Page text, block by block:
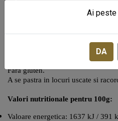
metalica cu motive in relief.
lapte 98%, zahar,
Fara gluten.
A se pastra in locuri uscate si
Valori nutritionale pentru 100g:
Valoare energetica: 1637 kJ / 391
Ai peste
DA